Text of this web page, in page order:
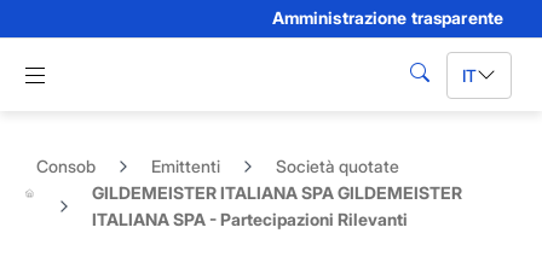
Amministrazione trasparente
Apri menu di navigazione
cerca IT
Consob Emittenti
Società quotate
GILDEMEISTER ITALIANA SPA GILDEMEISTER
ITALIANA SPA - Partecipazioni Rilevanti